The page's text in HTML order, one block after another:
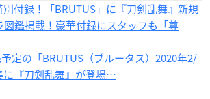
付録！「BRUTUS」に『刀剣乱舞』新規
鑑掲載！豪華付録にスタッフも「尊
定の「BRUTUS（ブルータス）2020年2/
に『刀剣乱舞』が登場…